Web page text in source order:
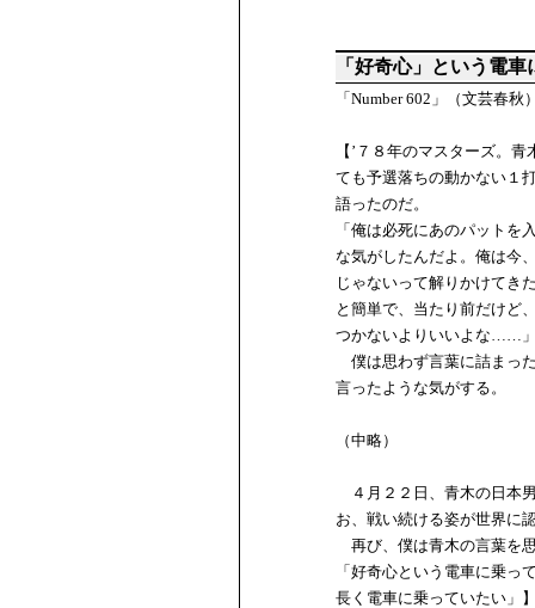
「好奇心」という電車
「Number 602」（文芸春
【’７８年のマスターズ。
ても予選落ちの動かない１
語ったのだ。
「俺は必死にあのパット
な気がしたんだよ。俺は今
じゃないって解りかけてき
と簡単で、当たり前だけど
つかないよりいいよな……
僕は思わず言葉に詰まっ
言ったような気がする。
（中略）
４月２２日、青木の日本
お、戦い続ける姿が世界に
再び、僕は青木の言葉を
「好奇心という電車に乗
長く電車に乗っていたい」